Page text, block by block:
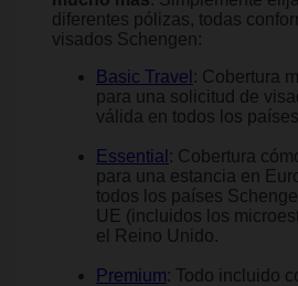
diferentes pólizas, todas
visados Schengen:
Basic Travel : Cobertura
para una solicitud de
válida en todos los
Essential : Cobertura
para una estancia en
todos los países
UE (incluidos los
el Reino Unido.
Premium: Todo incluido